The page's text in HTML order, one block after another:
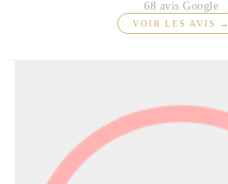
68 avis Google
VOIR LES AVIS →